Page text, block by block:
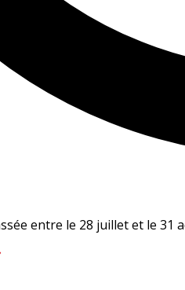
entre le 28 juillet et le 31